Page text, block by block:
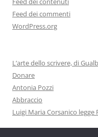
Feed dei commenti
WordPress.org
L’arte dello scrivere, di
Donare
Antonia Pozzi
Abbraccio
Luigi Maria Corsanico legge